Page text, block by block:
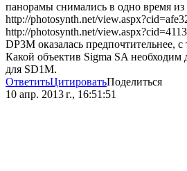
панорамы снимались в одно время
http://photosynth.net/
http://photosynth.net/
DP3M оказалась предпочтительнее, с
Какой объектив Sigma SA
для SD1M.
ОтветитьЦитироватьПоделиться
10 апр. 2013 г., 16:51:51